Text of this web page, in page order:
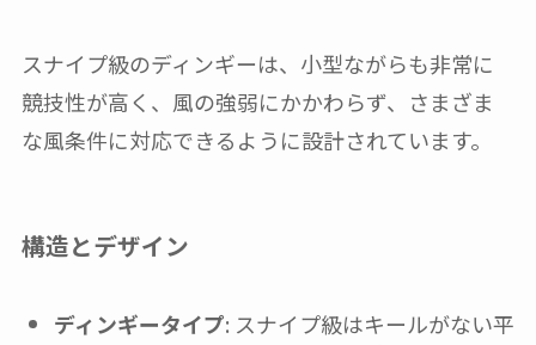
スナイプ級のディンギーは、小型ながらも非常に
競技性が高く、風の強弱にかかわらず、さまざま
な風条件に対応できるように設計されています。
構造とデザイン
ディンギータイプ: スナイプ級はキールがない平